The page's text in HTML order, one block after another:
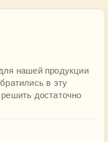
нашей продукции
в эту
достаточно